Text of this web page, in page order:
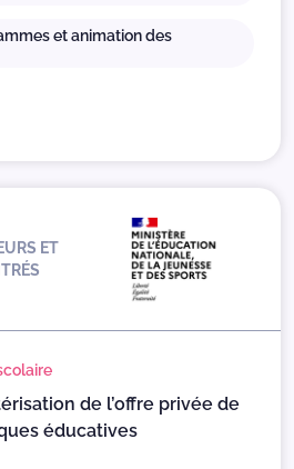
et animation des
ET
de l’offre privée de
éducatives